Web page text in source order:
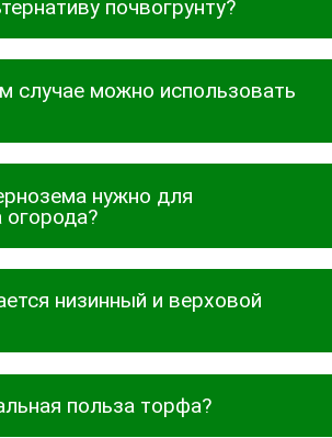
почвогрунту?
случае можно использовать
нужно для
огорода?
низинный и верховой
польза торфа?